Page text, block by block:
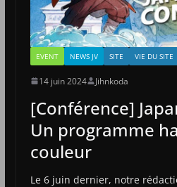
EVENT NEWS JV SITE VIE DU SITE
14 juin 2024 Jihnkoda
[Conférence]
Un programme
couleur
Le 6 juin dernier, notre